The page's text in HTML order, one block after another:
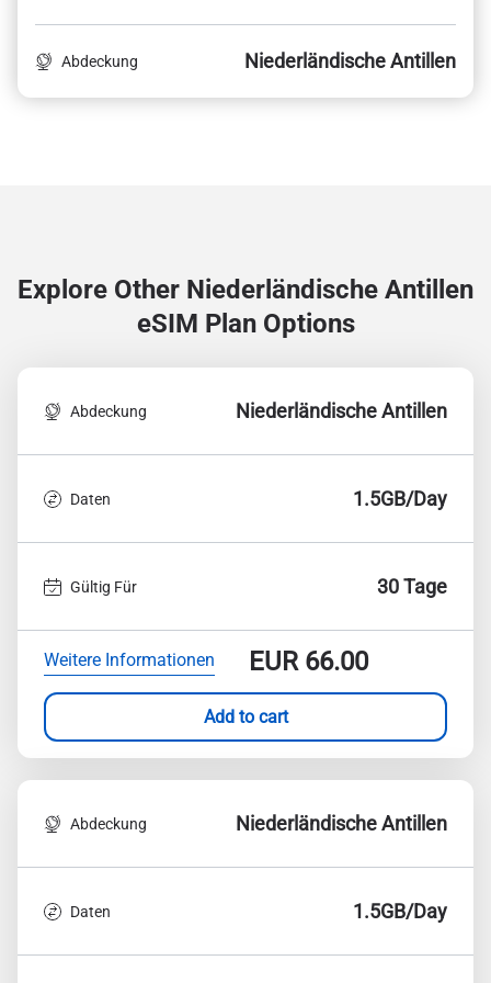
Abdeckung Niederländische Antillen
Explore Other Niederländische Antillen
eSIM Plan Options
Abdeckung Niederländische Antillen
Daten 1.5GB/Day
Gültig Für 30 Tage
Weitere Informationen EUR66.00
Add to cart
Abdeckung Niederländische Antillen
Daten 1.5GB/Day